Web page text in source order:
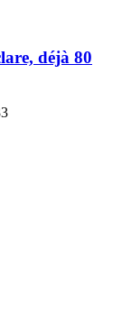
déjà 80